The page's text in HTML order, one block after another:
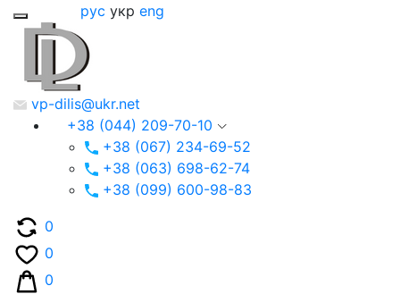
рус укр eng
vp-dilis@ukr.net
+38 (044) 209-70-10
+38 (067) 234-69-52
+38 (063) 698-62-74
+38 (099) 600-98-83
0
0
0